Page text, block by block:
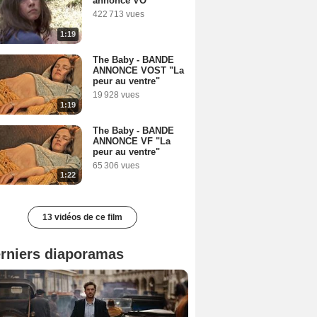
1:19
422 713 vues
1:19
The Baby - BANDE
ANNONCE VOST "La
peur au ventre"
19 928 vues
1:22
The Baby - BANDE
ANNONCE VF "La
peur au ventre"
65 306 vues
13 vidéos de ce film
diaporamas